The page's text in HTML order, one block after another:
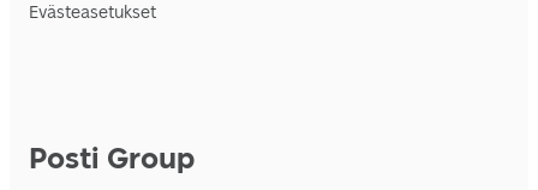
Evästeasetukset
Posti Group